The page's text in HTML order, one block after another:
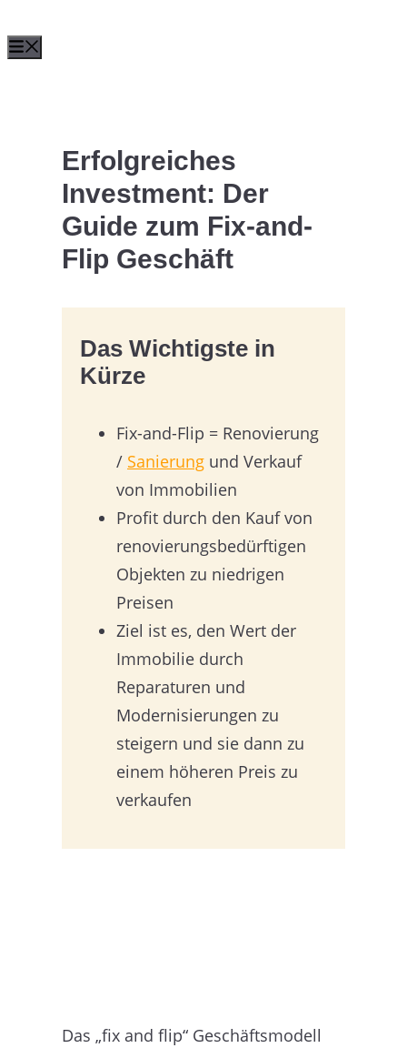
Inhalt
Erfolgreiches
Investment: Der
Guide zum Fix-and-
Flip Geschäft
Das Wichtigste in
Kürze
Fix-and-Flip = Renovierung
/ Sanierung und Verkauf
von Immobilien
Profit durch den Kauf von
renovierungsbedürftigen
Objekten zu niedrigen
Preisen
Ziel ist es, den Wert der
Immobilie durch
Reparaturen und
Modernisierungen zu
steigern und sie dann zu
einem höheren Preis zu
verkaufen
Das „fix and flip“ Geschäftsmodell